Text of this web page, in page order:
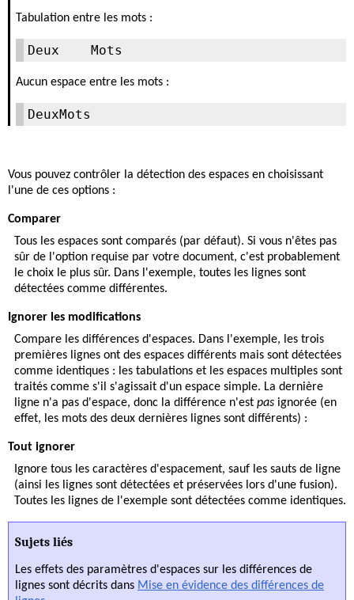
Tabulation entre les mots :
Deux	Mots
Aucun espace entre les mots :
DeuxMots
Vous pouvez contrôler la détection des espaces en choisissant
l'une de ces options :
Comparer
Tous les espaces sont comparés (par défaut). Si vous n'êtes pas
sûr de l'option requise par votre document, c'est probablement
le choix le plus sûr. Dans l'exemple, toutes les lignes sont
détectées comme différentes.
Ignorer les modifications
Compare les différences d'espaces. Dans l'exemple, les trois
premières lignes ont des espaces différents mais sont détectées
comme identiques : les tabulations et les espaces multiples sont
traités comme s'il s'agissait d'un espace simple. La dernière
ligne n'a pas d'espace, donc la différence n'est pas ignorée (en
effet, les mots des deux dernières lignes sont différents) :
Tout ignorer
Ignore tous les caractères d'espacement, sauf les sauts de ligne
(ainsi les lignes sont détectées et préservées lors d'une fusion).
Toutes les lignes de l'exemple sont détectées comme identiques.
Sujets liés
Les effets des paramètres d'espaces sur les différences de
lignes sont décrits dans Mise en évidence des différences de